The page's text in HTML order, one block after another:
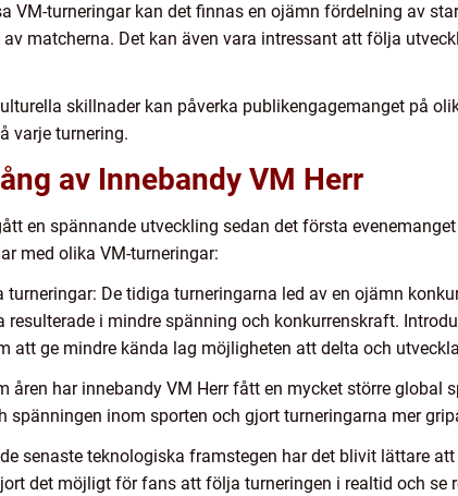
VM-turneringar kan det finnas en ojämn fördelning av
matcherna. Det kan även vara intressant att följa
skillnader kan påverka publikengagemanget på
varje turnering.
av Innebandy VM Herr
en spännande utveckling sedan det första
med olika VM-turneringar:
turneringar: De tidiga turneringarna led av en ojämn
resulterade i mindre spänning och konkurrenskraft.
att ge mindre kända lag möjligheten att delta och
åren har innebandy VM Herr fått en mycket större global
spänningen inom sporten och gjort turneringarna mer
senaste teknologiska framstegen har det blivit lättare
det möjligt för fans att följa turneringen i realtid och se